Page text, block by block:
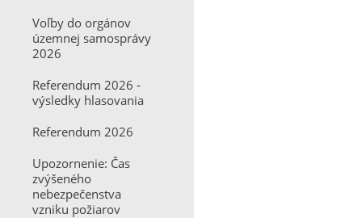
Voľby do orgánov
územnej samosprávy
2026
Referendum 2026 -
výsledky hlasovania
Referendum 2026
Upozornenie: Čas
zvýšeného
nebezpečenstva
vzniku požiarov